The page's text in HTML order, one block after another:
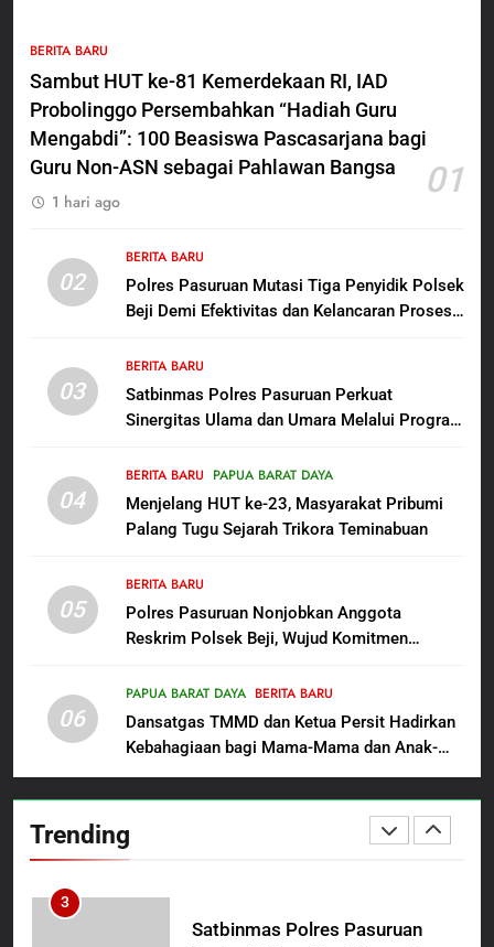
BERITA BARU
Sambut HUT ke-81 Kemerdekaan RI, IAD
Probolinggo Persembahkan “Hadiah Guru
Mengabdi”: 100 Beasiswa Pascasarjana bagi
Guru Non-ASN sebagai Pahlawan Bangsa
01
1 hari ago
02
BERITA BARU
Polres Pasuruan Mutasi Tiga Penyidik Polsek
Beji Demi Efektivitas dan Kelancaran Proses
03
BERITA BARU
Satbinmas Polres Pasuruan Perkuat
Sinergitas Ulama dan Umara Melalui Program
04
BERITA BARU PAPUA BARAT DAYA
Menjelang HUT ke-23, Masyarakat Pribumi
05
BERITA BARU
Polres Pasuruan Nonjobkan Anggota
Reskrim Polsek Beji, Wujud Komitmen
Penganiayaan
06
PAPUA BARAT DAYA BERITA BARU
Dansatgas TMMD dan Ketua Persit Hadirkan
Kebahagiaan bagi Mama-Mama dan Anak-
Anak Kampung Sesor
Trending
Anggota Reskrim Polsek Beji,
Wujud Komitmen Transparansi
Penanganan Dugaan
Penganiayaan
BERITA BARU
6
bagi Mama-Mama dan Anak-
Anak Kampung Sesor
BERITA BARU
Raya: Proses Seleksi Sekda
Kabupaten Sorong Tidak Sah
dan Melanggar Aturan
BERITA BARU KABUPATEN SORONG
Polres Pasuruan Beri Klarifikasi
Meninggalnya Korban Diduga
1
Sambut HUT ke-81
Probolinggo Persembahkan
“Hadiah Guru Mengabdi”: 100
Beasiswa Pascasarjana bagi
Pahlawan Bangsa
BERITA BARU
Penyidik Polsek Beji Demi
Efektivitas dan Kelancaran
3
Satbinmas Polres Pasuruan